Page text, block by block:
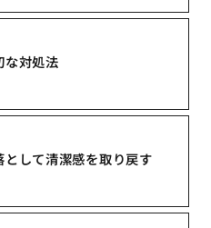
な対処法
として清潔感を取り戻す